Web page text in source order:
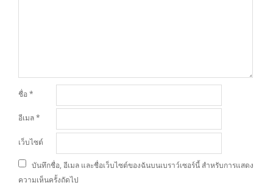
ชื่อ *
อีเมล*
เว็บไซต์
บันทึกชื่อ, อีเมล และชื่อเว็บไซต์ของฉันบนเบราว์เซอร์นี้ สำหรับการแสดง
ความเห็นครั้งถัดไป